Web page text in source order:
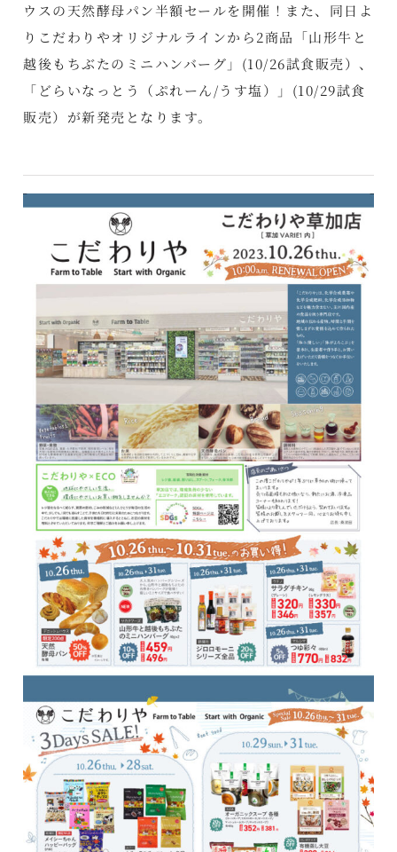
ウスの天然酵母パン半額セールを開催！また、同日よ
りこだわりやオリジナルラインから2商品「山形牛と
越後もちぶたのミニハンバーグ」(10/26試食販売）、
「どらいなっとう（ぷれーん/うす塩）」(10/29試食
販売）が新発売となります。